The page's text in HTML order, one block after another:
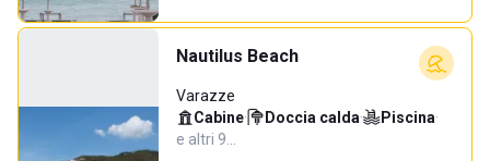
Nautilus Beach
Varazze
Cabine· Doccia calda· Piscina·
e altri 9…